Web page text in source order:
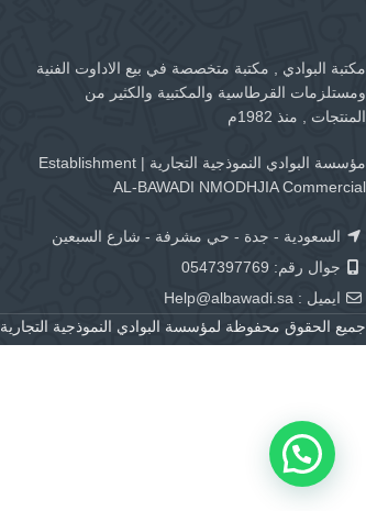
مكتبة البوادي , مكتبة متخصصة في بيع الاداوت الفنية
ومستلزمات القرطاسية والمكتبية والكثير من
المنتجات , منذ 1982م
مؤسسة البوادي النموذجية التجارية | Establishment
AL-BAWADI NMODHJIA Commercial
السعودية - جدة - حي مشرفة - شارع السبعين
جوال رقم: 0547397769
ايميل : Help@albawadi.sa
جميع الحقوق محفوظة لمؤسسة البوادي النموذجية التجارية